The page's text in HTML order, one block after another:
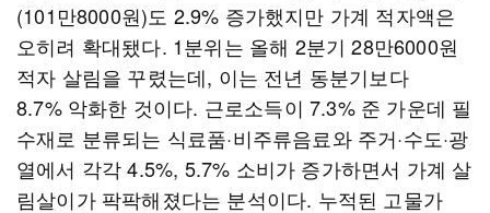
(101만8000원)도 2.9% 증가했지만 가계 적자액은
오히려 확대됐다. 1분위는 올해 2분기 28만6000원
적자 살림을 꾸렸는데, 이는 전년 동분기보다
8.7% 악화한 것이다. 근로소득이 7.3% 준 가운데 필
수재로 분류되는 식료품·비주류음료와 주거·수도·광
열에서 각각 4.5%, 5.7% 소비가 증가하면서 가계 살
림살이가 팍팍해졌다는 분석이다. 누적된 고물가